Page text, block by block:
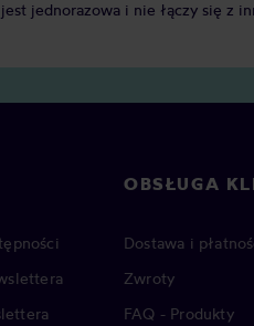
jednorazowa i nie łączy się z
OBSŁUGA
Dostawa i
Zwroty
FAQ - Produkty